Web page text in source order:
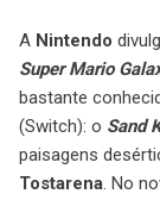
A Nintendo
Super Mario
bastante
(Switch): o Sand
paisagens
Tostarena. No